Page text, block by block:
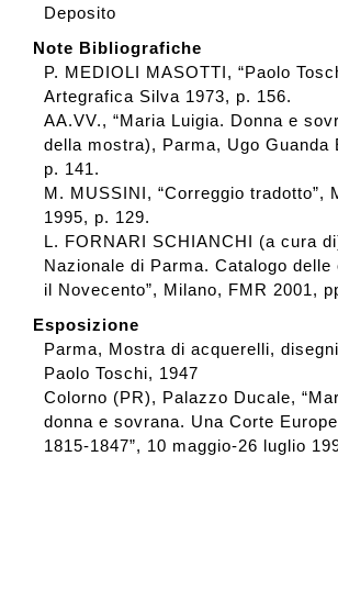
Deposito
Note Bibliografiche
P. MEDIOLI MASOTTI, “Paolo
Artegrafica Silva 1973, p. 156.
AA.VV., “Maria Luigia. Donna e
della mostra), Parma, Ugo Guanda
p. 141.
M. MUSSINI, “Correggio tradotto”,
1995, p. 129.
L. FORNARI SCHIANCHI (a cura
Nazionale di Parma. Catalogo delle
il Novecento”, Milano, FMR 2001,
Esposizione
Parma, Mostra di acquerelli,
Paolo Toschi, 1947
Colorno (PR), Palazzo Ducale,
donna e sovrana. Una Corte
1815-1847”, 10 maggio-26 luglio